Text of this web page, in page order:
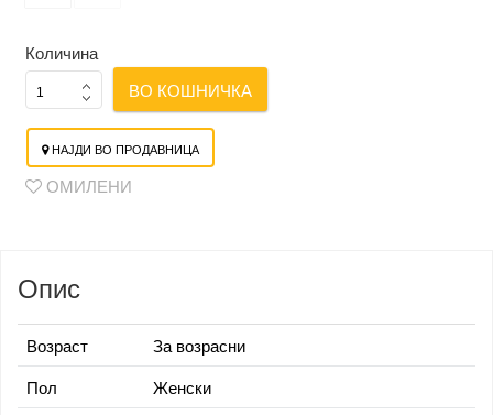
Количина
ВО КОШНИЧКА
НАЈДИ ВО ПРОДАВНИЦА
ОМИЛЕНИ
Опис
Возраст
За возрасни
Пол
Женски